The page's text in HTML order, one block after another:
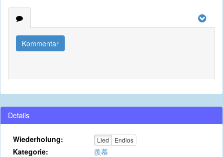
Kommentar
Details
Wiederholung: Lied Endlos
Kategorie:
羨慕